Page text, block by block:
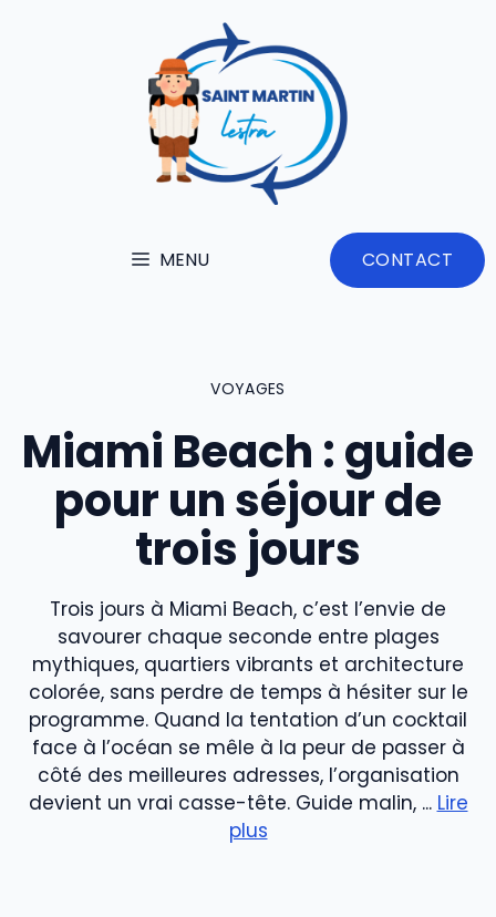
MENU CONTACT
VOYAGES
Miami Beach : guide
pour un séjour de
trois jours
Trois jours à Miami Beach, c’est l’envie de
savourer chaque seconde entre plages
mythiques, quartiers vibrants et architecture
colorée, sans perdre de temps à hésiter sur le
programme. Quand la tentation d’un cocktail
face à l’océan se mêle à la peur de passer à
côté des meilleures adresses, l’organisation
devient un vrai casse-tête. Guide malin, ... Lire
plus